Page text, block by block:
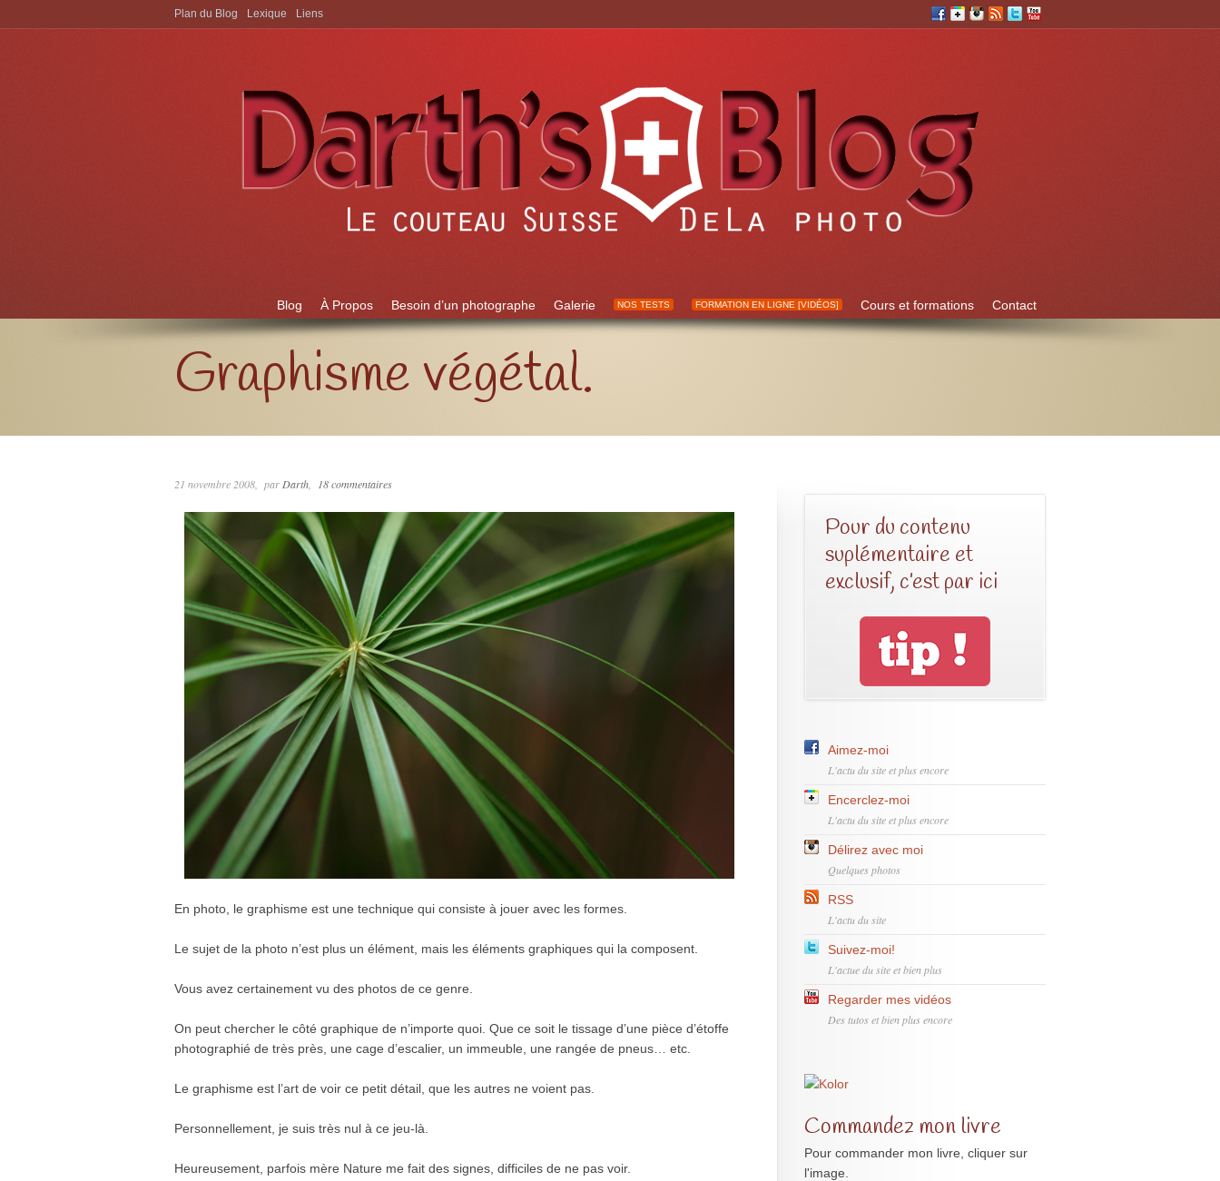
Aller à:
Blog À Propos Besoin d’un photographe Galerie NOS TESTS FORMATION EN LIGNE [VIDÉOS] Cours et formations Contact
Plan du Blog Lexique Liens
Graphisme végétal.
21 novembre 2008 par Darth 18 commentaires
En photo, le graphisme est une technique qui consiste à jouer avec les formes.
Le sujet de la photo n’est plus un élément, mais les éléments graphiques qui la composent.
Vous avez certainement vu des photos de ce genre.
On peut chercher le côté graphique de n’importe quoi. Que ce soit le tissage d’une pièce d’étoffe
photographié de très près, une cage d’escalier, un immeuble, une rangée de pneus… etc.
Le graphisme est l’art de voir ce petit détail, que les autres ne voient pas.
Personnellement, je suis très nul à ce jeu-là.
Heureusement, parfois mère Nature me fait des signes, difficiles de ne pas voir.
Pour du contenu
suplémentaire et
exclusif, c’est par ici
Aimez-moi
L'actu du site et plus encore
Encerclez-moi
L'actu du site et plus encore
Délirez avec moi
Quelques photos
RSS
L'actu du site
Suivez-moi!
L'actue du site et bien plus
Regarder mes vidéos
Des tutos et bien plus encore
Commandez mon livre
Pour commander mon livre, cliquer sur
l'image.